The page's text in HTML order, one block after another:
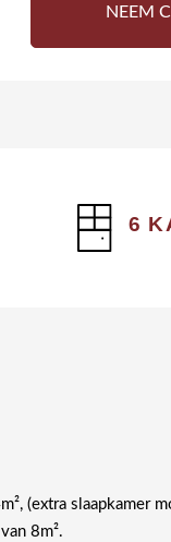
NEEM
6
(extra slaapkamer
8m².